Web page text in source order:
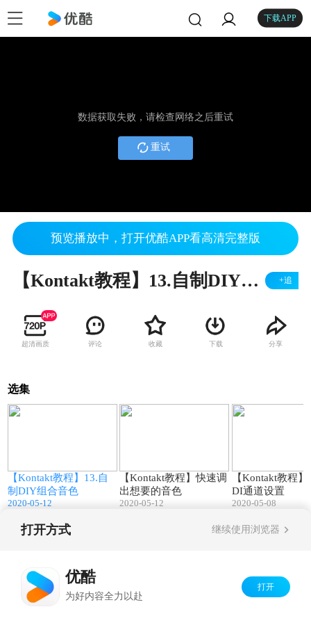
下载APP
数据获取失败，请检查网络之后重试
重试
预览播放中，打开优酷APP看高清完整版
【Kontakt教程】13.自制DIY组合音色 +追
超清画质 评论 收藏 下载 分享
选集
【Kontakt教程】13.自
制DIY组合音色
2020-05-12
【Kontakt教程】快速调
出想要的音色
2020-05-12
【Kontakt教程
DI通道设置
2020-05-08
打开方式 继续使用浏览器
优酷
为好内容全力以赴
打开